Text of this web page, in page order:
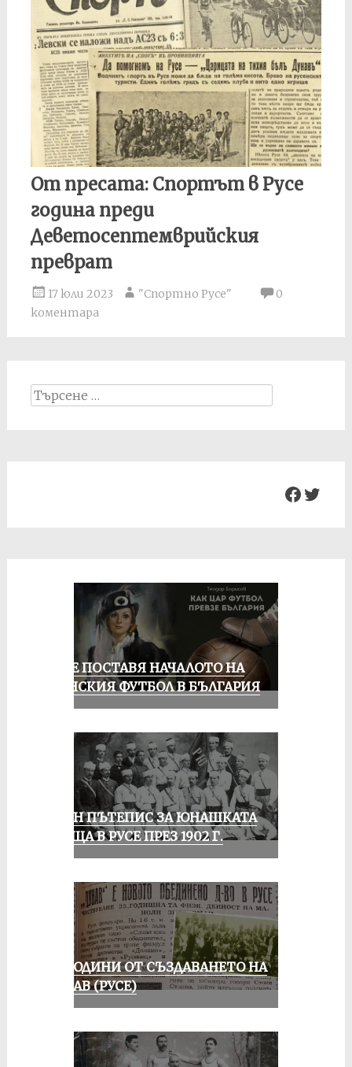
От пресата: Спортът в Русе
година преди
Деветосептемврийския
преврат
17 юли 2023 "Спортно Русе"
0
коментара
Search
РУСЕ ПОСТАВЯ НАЧАЛОТО НА
ЖЕНСКИЯ ФУТБОЛ В БЪЛГАРИЯ
ЕДИН ПЪТЕПИС ЗА ЮНАШКАТА
СРЕЩА В РУСЕ ПРЕЗ 1902 Г.
70 ГОДИНИ ОТ СЪЗДАВАНЕТО НА
ДУНАВ (РУСЕ)